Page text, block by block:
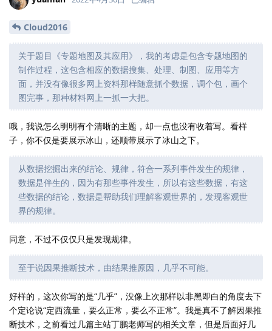
Cloud2016
关于题目《专题地图及其应用》，我的考虑是包含专题地图的
制作过程，这包含相应的数据搜集、处理、制图、应用等方
面，并没有像很多网上资料那样随意抓个数据，调个包，画个
图完事，那种材料网上一抓一大把。
哦，我说怎么明明有个清晰的主题，却一点也没有收着写。看样
子，你不仅是要展示冰山，还顺带展示了冰山之下。
从数据挖掘出来的结论、规律，符合一系列事件发生的规律，
数据是伴生的，因为有那些事件发生，所以有这些数据，有这
些数据的结论，数据是帮助我们理解客观世界的，发现客观世
界的规律。
同意，不过不仅仅只是发现规律。
至于说因果推断技术，由结果推原因，几乎不可能。
好样的，这次你写的是“几乎”，没像上次那样以非黑即白的角度去下
个定论说“定西流量，要么正常，要么不正常”。我是真不了解因果推
断技术，之前看过几篇主站丁鹏老师写的相关文章，但是后面好几